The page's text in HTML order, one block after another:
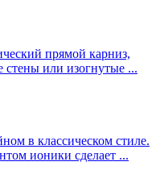
прямой карниз,
стены или изогнутые ...
в классическом стиле.
ионики сделает ...